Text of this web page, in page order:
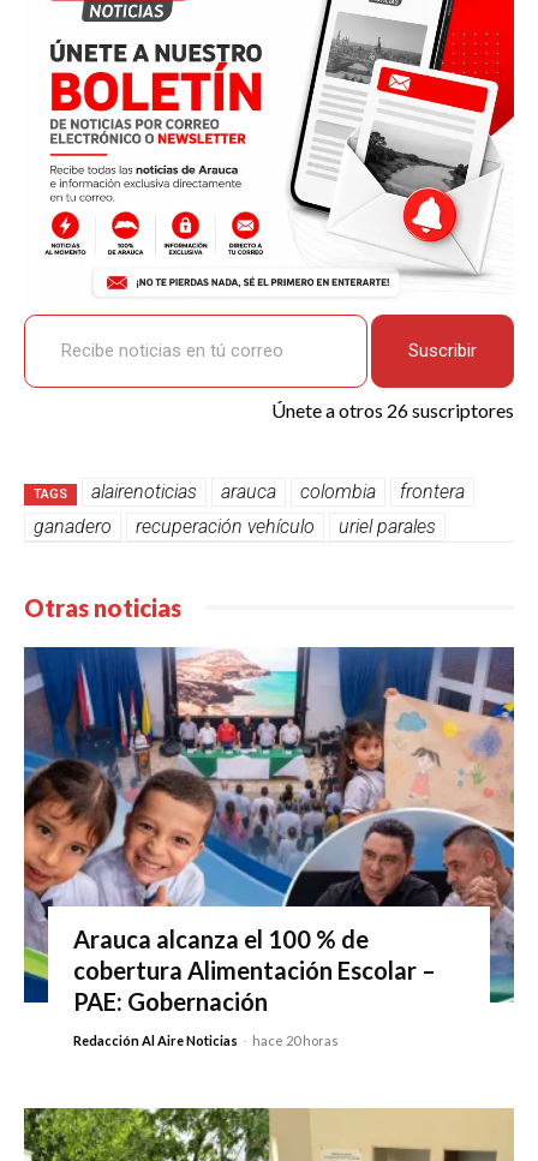
o
k
p
p
k
tir
Recibe noticias en tú correo
Suscribir
Únete a otros 26 suscriptores
TAGS alairenoticias arauca colombia
frontera
ganadero
recuperación vehículo uriel parales
Otras noticias
Arauca alcanza el 100 % de
cobertura Alimentación Escolar –
PAE: Gobernación
Redacción Al Aire Noticias - hace 20 horas